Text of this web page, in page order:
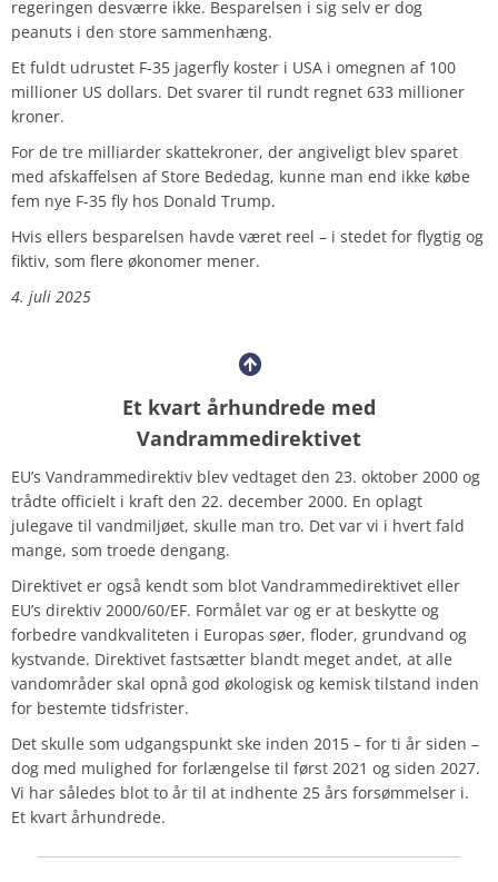
regeringen desværre ikke. Besparelsen i sig selv er dog
peanuts i den store sammenhæng.
Et fuldt udrustet F-35 jagerfly koster i USA i omegnen af 100
millioner US dollars. Det svarer til rundt regnet 633 millioner
kroner.
For de tre milliarder skattekroner, der angiveligt blev sparet
med afskaffelsen af Store Bededag, kunne man end ikke købe
fem nye F-35 fly hos Donald Trump.
Hvis ellers besparelsen havde været reel – i stedet for flygtig og
fiktiv, som flere økonomer mener.
4. juli 2025
Et kvart århundrede med
Vandrammedirektivet
EU’s Vandrammedirektiv blev vedtaget den 23. oktober 2000 og
trådte officielt i kraft den 22. december 2000. En oplagt
julegave til vandmiljøet, skulle man tro. Det var vi i hvert fald
mange, som troede dengang.
Direktivet er også kendt som blot Vandrammedirektivet eller
EU’s direktiv 2000/60/EF. Formålet var og er at beskytte og
forbedre vandkvaliteten i Europas søer, floder, grundvand og
kystvande. Direktivet fastsætter blandt meget andet, at alle
vandområder skal opnå god økologisk og kemisk tilstand inden
for bestemte tidsfrister.
Det skulle som udgangspunkt ske inden 2015 – for ti år siden –
dog med mulighed for forlængelse til først 2021 og siden 2027.
Vi har således blot to år til at indhente 25 års forsømmelser i.
Et kvart århundrede.